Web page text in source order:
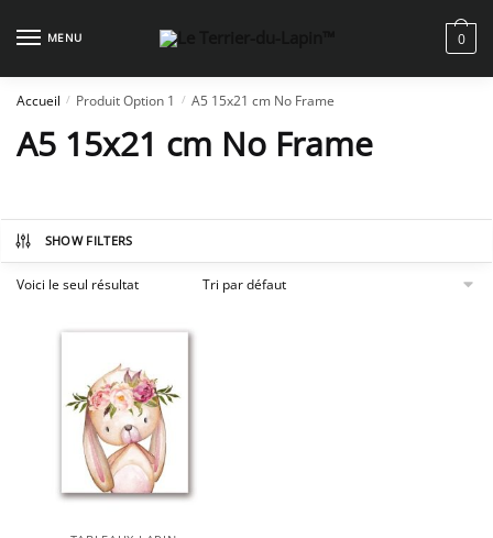
MENU 0
Accueil / Produit Option 1 / A5 15x21 cm No Frame
A5 15x21 cm No Frame
SHOW FILTERS
Voici le seul résultat